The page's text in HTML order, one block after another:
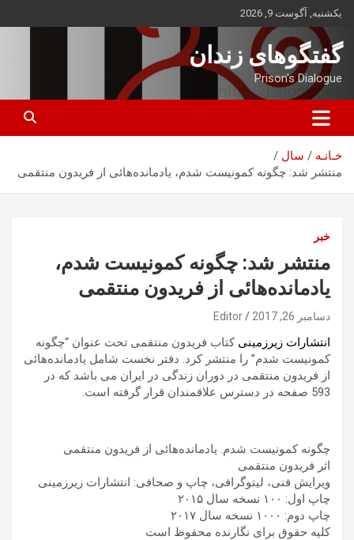
بروید
یکشنبه, آگوست 9, 2026
گفتگوهای زندان
Prison's Dialogue
خـانـه
سال
منتشر شد: چگونه کمونیست شدم، یادمانده‌هائی از فریدون منتقمی
خبر
منتشر شد: چگونه کمونیست شدم،
یادمانده‌هائی از فریدون منتقمی
دسامبر 26, 2017 Editor
انتشارات زیرزمینیکتاب فریدون منتقمی تحت عنوان “چگونه
کمونیست شدم” را منتشر کرد. دفتر نخست شامل یادمانده‌هائی
از فریدون منتقمی در دوران زندگی در ایران می باشد که در
593 صفحه در دسترس علاقمندان قرار گرفته است.
چگونه کمونیست شدم. یادمانده‌هائی از فریدون منتقمی
اثر فریدون منتقمی
ویرایش فنی، لیتوگرافی، چاپ و صحافی: انتشارات زیرزمینی
چاپ اول: ۱۰۰ نسخه سال ۲۰۱۵
چاپ دوم: ۱۰۰۰ نسخه سال ۲۰۱۷
کلیه حقوق برای نگارنده محفوظ است